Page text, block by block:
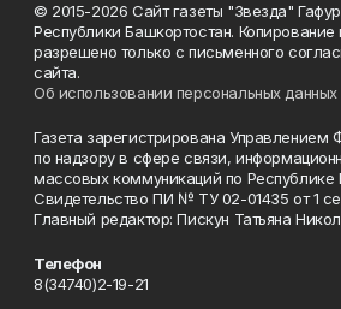
© 2015-2026 Сайт газеты "Звезда"
Республики Башкортостан.
разрешено только с письменного
сайта.
Об использовании персональных данных
Газета зарегистрирована
по надзору в сфере связи,
массовых коммуникаций по Республике
Свидетельство ПИ № ТУ 02-01435 от 1
Главный редактор: Пискун Татьяна
Телефон
8(34740)2-19-21